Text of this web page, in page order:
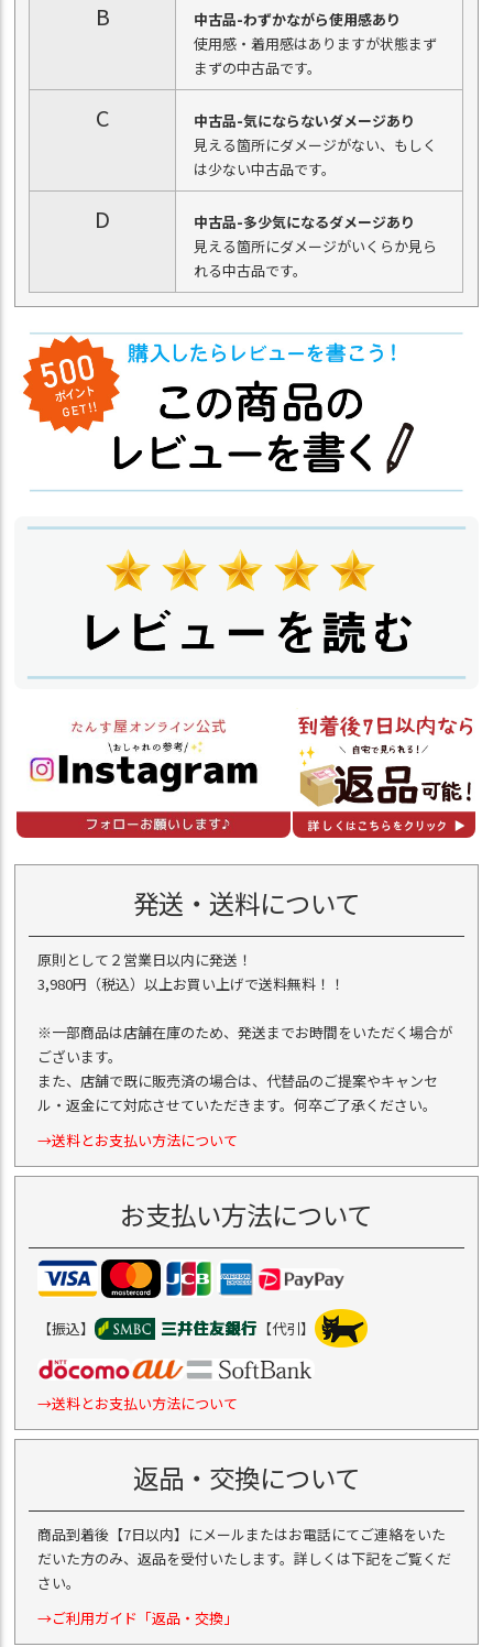
B
中古品-わずかながら使用感あり
使用感・着用感はありますが状態まず
まずの中古品です。
C
中古品-気にならないダメージあり
見える箇所にダメージがない、もしく
は少ない中古品です。
D
中古品-多少気になるダメージあり
見える箇所にダメージがいくらか見ら
れる中古品です。
発送・送料について
原則として２営業日以内に発送！
3,980円（税込）以上お買い上げで送料無料！！
※一部商品は店舗在庫のため、発送までお時間をいただく場合が
ございます。
また、店舗で既に販売済の場合は、代替品のご提案やキャンセ
ル・返金にて対応させていただきます。何卒ご了承ください。
→送料とお支払い方法について
お支払い方法について
【振込】 【代引】
→送料とお支払い方法について
返品・交換について
商品到着後【7日以内】にメールまたはお電話にてご連絡をいた
だいた方のみ、返品を受付いたします。詳しくは下記をご覧くだ
さい。
→ご利用ガイド「返品・交換」